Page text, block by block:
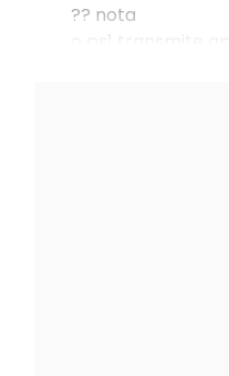
?? nota
o ps1 transmite